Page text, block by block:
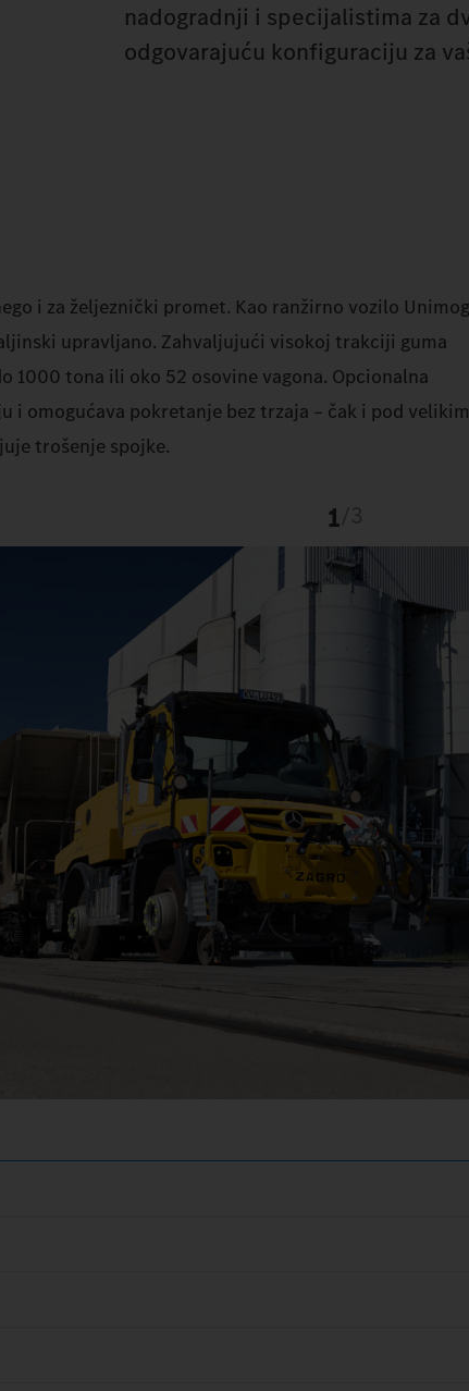
nadogradnji i specijalistima za
odgovarajuću konfiguraciju za
i za željeznički promet. Kao ranžirno vozilo Unimog
upravljano. Zahvaljujući visokoj trakciji guma
tona ili oko 52 osovine vagona. Opcionalna
omogućava pokretanje bez trzaja – čak i pod velikim
trošenje spojke.
1